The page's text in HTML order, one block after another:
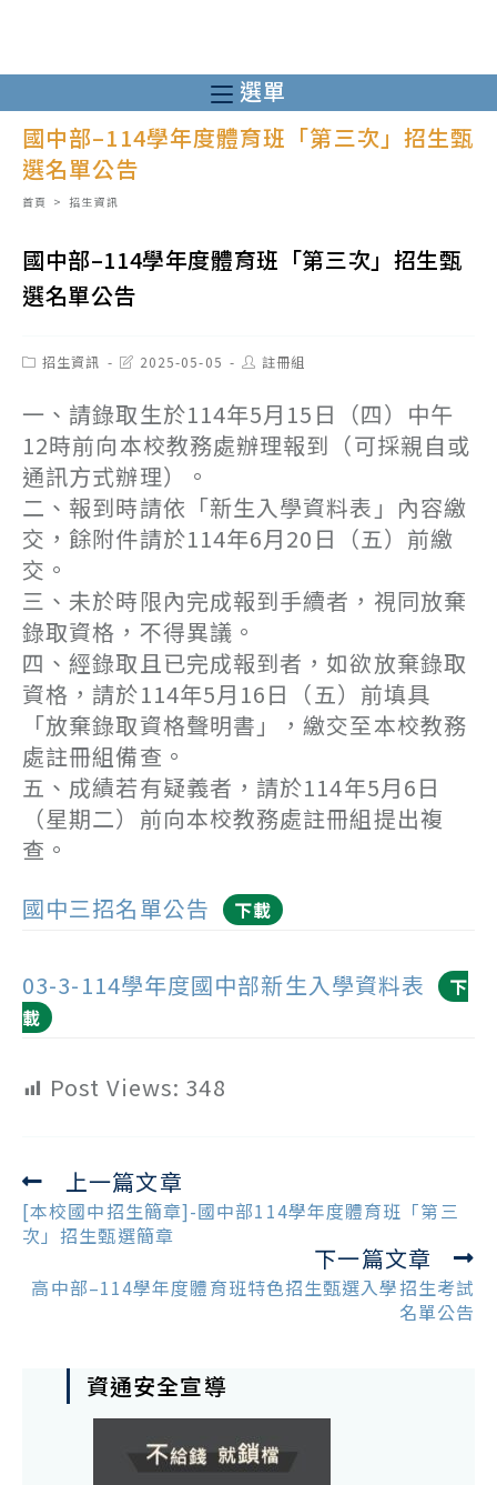
至
主
選單
國中部–114學年度體育班「第三次」招生甄
選名單公告
首頁 > 招生資訊
國中部–114學年度體育班「第三次」招生甄
選名單公告
Post招生資訊
Post2025-05-05
Post註冊組
一、請錄取生於114年5月15日（四）中午
12時前向本校教務處辦理報到（可採親自或
通訊方式辦理）。
二、報到時請依「新生入學資料表」內容繳
交，餘附件請於114年6月20日（五）前繳
交。
三、未於時限內完成報到手續者，視同放棄
錄取資格，不得異議。
四、經錄取且已完成報到者，如欲放棄錄取
資格，請於114年5月16日（五）前填具
「放棄錄取資格聲明書」，繳交至本校教務
處註冊組備查。
五、成績若有疑義者，請於114年5月6日
（星期二）前向本校教務處註冊組提出複
查。
國中三招名單公告
下載
03-3-114學年度國中部新生入學資料表
下
載
Post Views: 348
Read
more
articles
上一篇文章
[本校國中招生簡章]-國中部114學年度體育班「第三
次」招生甄選簡章
下一篇文章
高中部–114學年度體育班特色招生甄選入學招生考試
名單公告
資通安全宣導